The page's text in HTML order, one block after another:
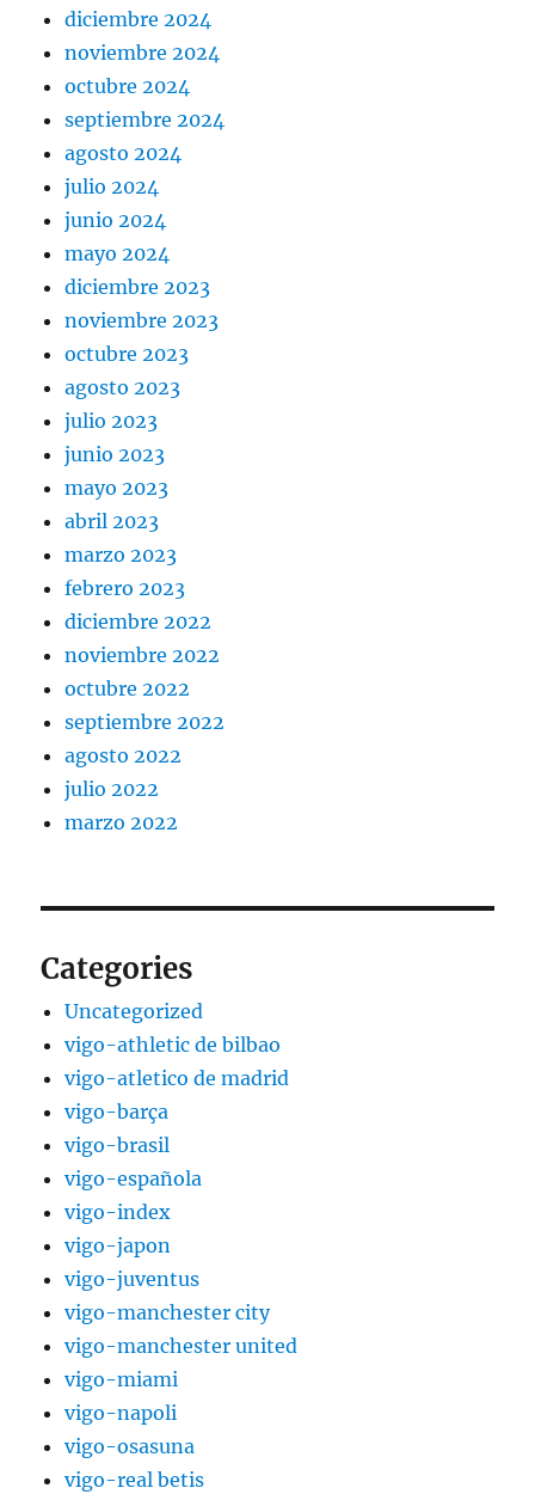
diciembre 2024
noviembre 2024
octubre 2024
septiembre 2024
agosto 2024
julio 2024
junio 2024
mayo 2024
diciembre 2023
noviembre 2023
octubre 2023
agosto 2023
julio 2023
junio 2023
mayo 2023
abril 2023
marzo 2023
febrero 2023
diciembre 2022
noviembre 2022
octubre 2022
septiembre 2022
agosto 2022
julio 2022
marzo 2022
Categories
Uncategorized
vigo-athletic de bilbao
vigo-atletico de madrid
vigo-barça
vigo-brasil
vigo-española
vigo-index
vigo-japon
vigo-juventus
vigo-manchester city
vigo-manchester united
vigo-miami
vigo-napoli
vigo-osasuna
vigo-real betis